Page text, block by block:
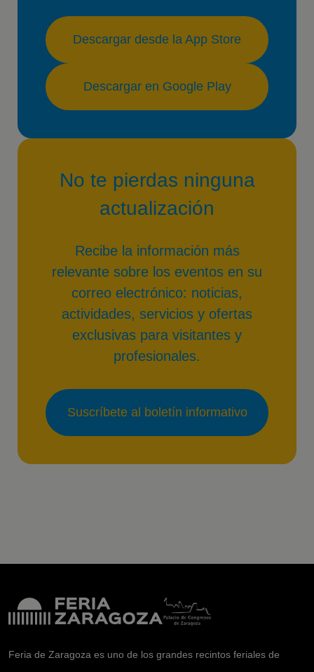
Descargar desde la App Store
Descargar en Google Play
No te pierdas ninguna
actualización
Recibe la información más
relevante sobre los eventos en su
correo electrónico: noticias,
actividades, servicios y ofertas
exclusivas para visitantes y
profesionales.
Suscríbete al boletín informativo
Feria de Zaragoza es uno de los grandes recintos feriales de